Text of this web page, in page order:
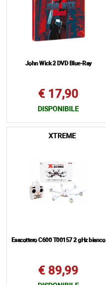
John Wick 2 DVD Blue-Ray
€ 17,90
DISPONIBILE
XTREME
Esacottero C600 T00157 2 gHz bianco
€ 89,99